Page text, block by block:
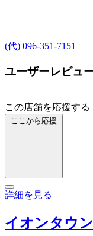
(代) 096-351-7151
ユーザーレビュ
この店舗を応援する
ここから応援
詳細を見る
イオンタウ